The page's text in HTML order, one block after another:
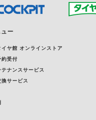
ー
イヤ館 オンラインストア
約受付
テナンスサービス
換サービス